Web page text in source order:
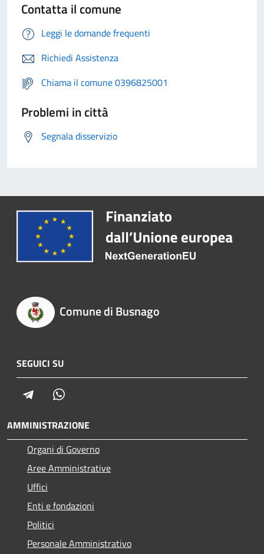
Contatta il comune
Leggi le domande frequenti
Richiedi Assistenza
Chiama il comune 0396825001
Problemi in città
Segnala disservizio
Comune di Busnago
SEGUICI SU
Telegram
AMMINISTRAZIONE
Organi di Governo
Aree Amministrative
Uffici
Enti e fondazioni
Politici
Personale Amministrativo